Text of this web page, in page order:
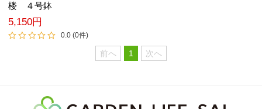
楼 ４号鉢
5,150円
0.0 (0件)
前へ 1 次へ